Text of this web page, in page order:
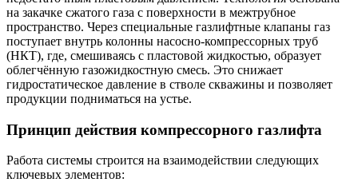
на закачке сжатого газа с поверхности в межтрубное
пространство. Через специальные газлифтные клапаны газ
поступает внутрь колонны насосно-компрессорных труб
(НКТ), где, смешиваясь с пластовой жидкостью, образует
облегчённую газожидкостную смесь. Это снижает
гидростатическое давление в стволе скважины и позволяет
продукции подниматься на устье.
Принцип действия компрессорного газлифта
Работа системы строится на взаимодействии следующих
ключевых элементов: